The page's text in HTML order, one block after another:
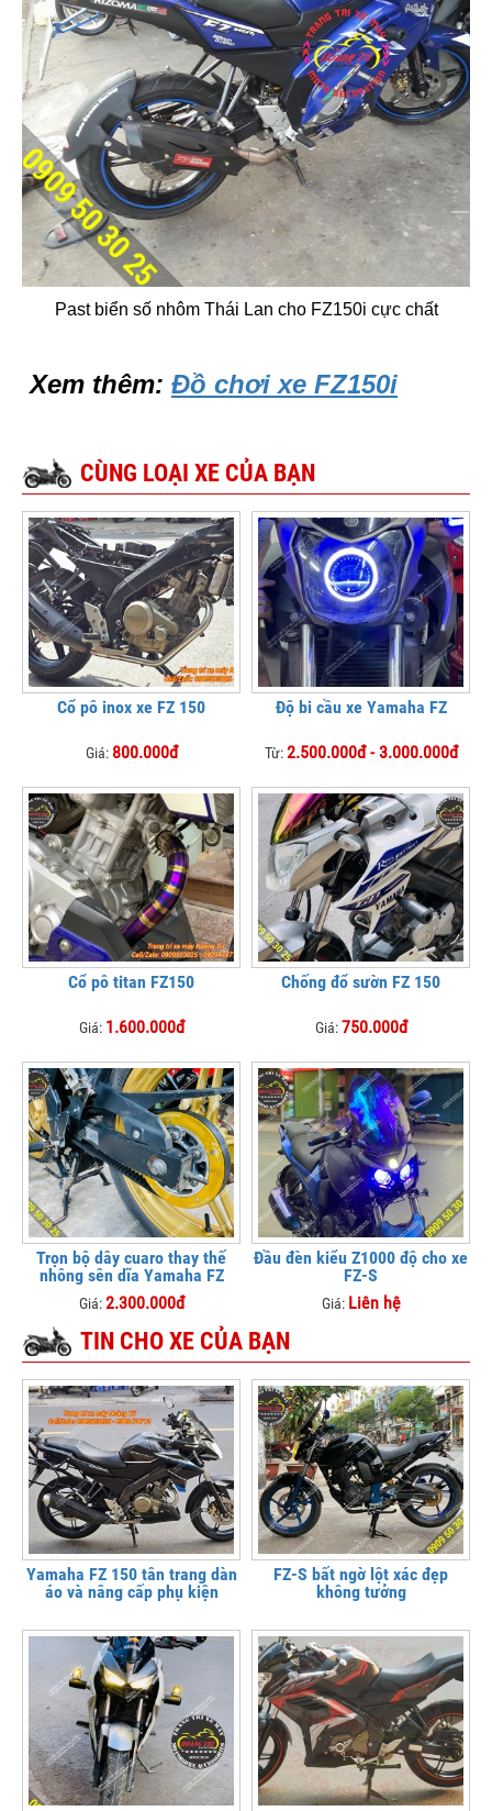
Past biển số nhôm Thái Lan cho FZ150i cực chất
Xem thêm: Đồ chơi xe FZ150i
CÙNG LOẠI XE CỦA BẠN
Cổ pô inox xe FZ 150
Giá: 800.000đ
Độ bi cầu xe Yamaha FZ
Từ:2.500.000đ - 3.000.000đ
Cổ pô titan FZ150
Giá: 1.600.000đ
Chống đổ sườn FZ 150
Giá:750.000đ
Trọn bộ dây cuaro thay thế
nhông sên dĩa Yamaha FZ
Giá:2.300.000đ
Đầu đèn kiểu Z1000 độ cho xe
FZ-S
Giá: Liên hệ
TIN CHO XE CỦA BẠN
Yamaha FZ 150 tân trang dàn
áo và nâng cấp phụ kiện
FZ-S bất ngờ lột xác đẹp
không tưởng